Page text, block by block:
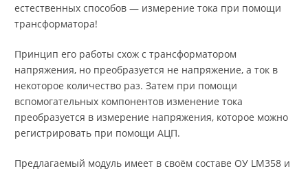
естественных способов — измерение тока при помощи
трансформатора!
Принцип его работы схож с трансформатором
напряжения, но преобразуется не напряжение, а ток в
некоторое количество раз. Затем при помощи
вспомогательных компонентов изменение тока
преобразуется в измерение напряжения, которое можно
регистрировать при помощи АЦП.
Предлагаемый модуль имеет в своём составе ОУ LM358 и